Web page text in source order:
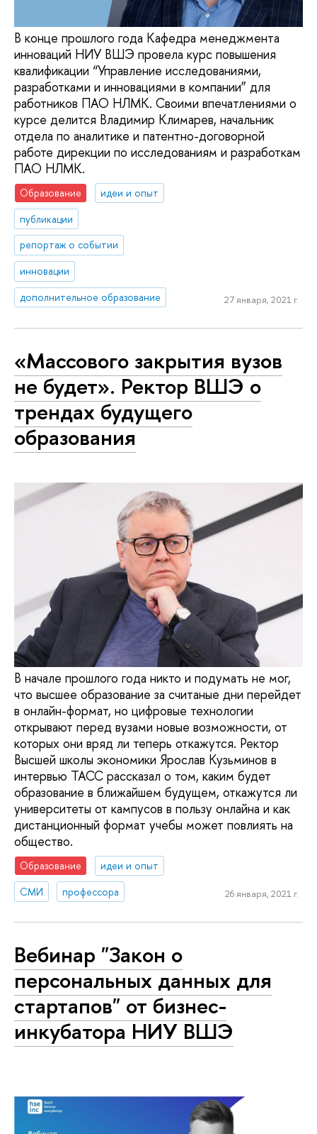
В конце прошлого года Кафедра менеджмента
инноваций НИУ ВШЭ провела курс повышения
квалификации “Управление исследованиями,
разработками и инновациями в компании” для
работников ПАО НЛМК. Своими впечатлениями о
курсе делится Владимир Климарев, начальник
отдела по аналитике и патентно-договорной
работе дирекции по исследованиям и разработкам
ПАО НЛМК.
Образование
идеи и опыт
публикации
репортаж о событии
инновации
дополнительное образование
27 января, 2021 г.
«Массового закрытия вузов
не будет». Ректор ВШЭ о
трендах будущего
образования
В начале прошлого года никто и подумать не мог,
что высшее образование за считаные дни перейдет
в онлайн-формат, но цифровые технологии
открывают перед вузами новые возможности, от
которых они вряд ли теперь откажутся. Ректор
Высшей школы экономики Ярослав Кузьминов в
интервью ТАСС рассказал о том, каким будет
образование в ближайшем будущем, откажутся ли
университеты от кампусов в пользу онлайна и как
дистанционный формат учебы может повлиять на
общество.
Образование
идеи и опыт
СМИ
профессора 26 января, 2021 г.
Вебинар "Закон о
персональных данных для
стартапов" от бизнес-
инкубатора НИУ ВШЭ